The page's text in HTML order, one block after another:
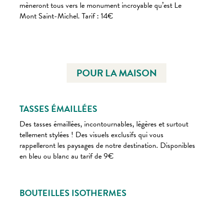
mèneront tous vers le monument incroyable qu’est Le
Mont Saint-Michel. Tarif : 14€
POUR LA MAISON
TASSES ÉMAILLÉES
Des tasses émaillées, incontournables, légères et surtout
tellement stylées ! Des visuels exclusifs qui vous
rappelleront les paysages de notre destination. Disponibles
en bleu ou blanc au tarif de 9€
BOUTEILLES ISOTHERMES